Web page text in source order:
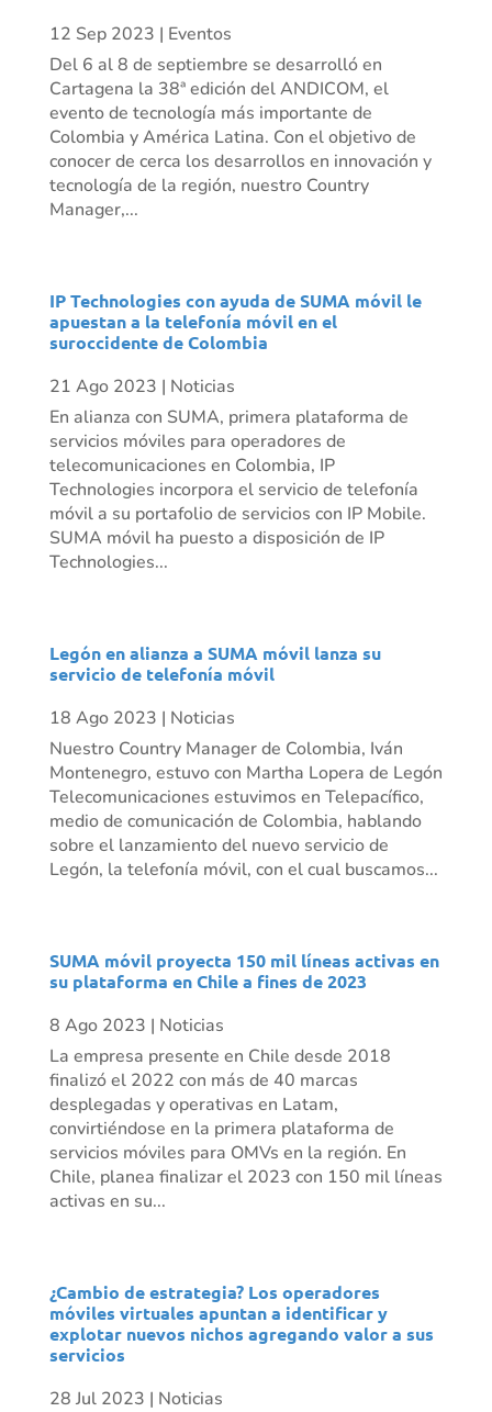
12 Sep 2023 | Eventos
Del 6 al 8 de septiembre se desarrolló en
Cartagena la 38ª edición del ANDICOM, el
evento de tecnología más importante de
Colombia y América Latina. Con el objetivo de
conocer de cerca los desarrollos en innovación y
tecnología de la región, nuestro Country
Manager,...
IP Technologies con ayuda de SUMA móvil le
apuestan a la telefonía móvil en el
suroccidente de Colombia
21 Ago 2023 | Noticias
En alianza con SUMA, primera plataforma de
servicios móviles para operadores de
telecomunicaciones en Colombia, IP
Technologies incorpora el servicio de telefonía
móvil a su portafolio de servicios con IP Mobile.
SUMA móvil ha puesto a disposición de IP
Technologies...
Legón en alianza a SUMA móvil lanza su
servicio de telefonía móvil
18 Ago 2023 | Noticias
Nuestro Country Manager de Colombia, Iván
Montenegro, estuvo con Martha Lopera de Legón
Telecomunicaciones estuvimos en Telepacífico,
medio de comunicación de Colombia, hablando
sobre el lanzamiento del nuevo servicio de
Legón, la telefonía móvil, con el cual buscamos...
SUMA móvil proyecta 150 mil líneas activas en
su plataforma en Chile a fines de 2023
8 Ago 2023 | Noticias
La empresa presente en Chile desde 2018
finalizó el 2022 con más de 40 marcas
desplegadas y operativas en Latam,
convirtiéndose en la primera plataforma de
servicios móviles para OMVs en la región. En
Chile, planea finalizar el 2023 con 150 mil líneas
activas en su...
¿Cambio de estrategia? Los operadores
móviles virtuales apuntan a identificar y
explotar nuevos nichos agregando valor a sus
servicios
28 Jul 2023 | Noticias